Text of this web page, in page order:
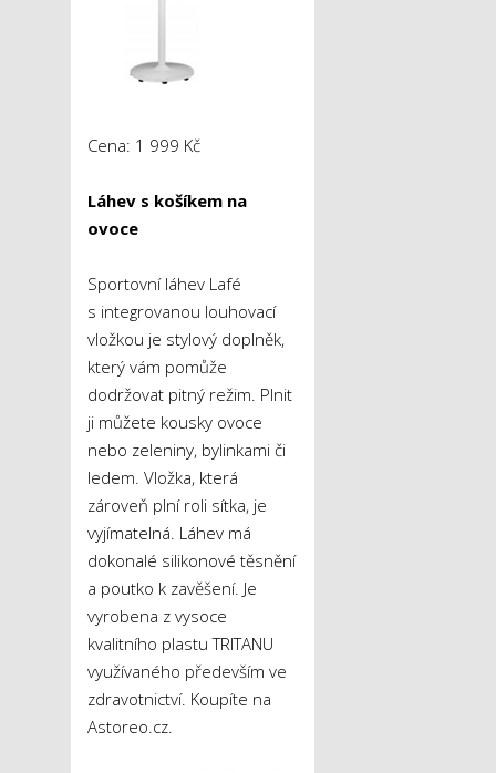
Cena: 1 999 Kč
Láhev s košíkem na
ovoce
Sportovní láhev Lafé
s integrovanou louhovací
vložkou je stylový doplněk,
který vám pomůže
dodržovat pitný režim. Plnit
ji můžete kousky ovoce
nebo zeleniny, bylinkami či
ledem. Vložka, která
zároveň plní roli sítka, je
vyjímatelná. Láhev má
dokonalé silikonové těsnění
a poutko k zavěšení. Je
vyrobena z vysoce
kvalitního plastu TRITANU
využívaného především ve
zdravotnictví. Koupíte na
Astoreo.cz.